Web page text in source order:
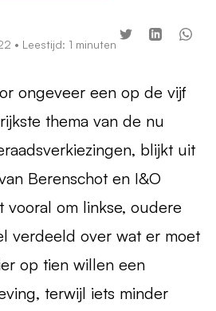
• Leestijd: 1 minuten
ongeveer een op de vijf
thema van de nu
blijkt uit
Berenschot en I&O
vooral om linkse, oudere
verdeeld over wat er moet
op tien willen een
terwijl iets minder